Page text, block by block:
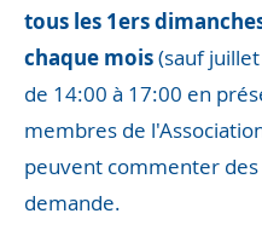
tous les 1ers
chaque mois(sauf
de 14:00 à 17:00 en
membres de
peuvent commenter des
demande.